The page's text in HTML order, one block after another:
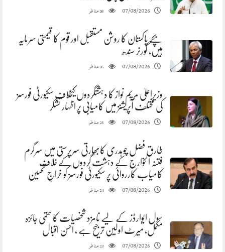
07/08/2026
26مناظر
بچے پاکستان کا روشن مستقبل اور قوم کا قیمتی سرمایہ
ہیں، گورنر سندھ
07/08/2026
26مناظر
وزیراعلیٰ مریم نواز کا دہشتگردوں کیخلاف سکیورٹی فورسز
کی مختلف آپریشنز میں کامیابی پر اظہار تشکر
07/08/2026
25مناظر
طارق فضل چوہدری کابھارتی سرپرستی میں سرگرم
فتنہ الخوارج کے دہشت گردوں کے خلاف
کامیاب کارروائی پر سکیورٹی فورسز کو خراجِ تحسین
07/08/2026
24مناظر
سول ایوارڈز کے لیے نامزد شخصیات کا حتمی جائزہ
مکمل، میرٹ اولین ترجیح ہے ، احسن اقبال
07/08/2026
23مناظر